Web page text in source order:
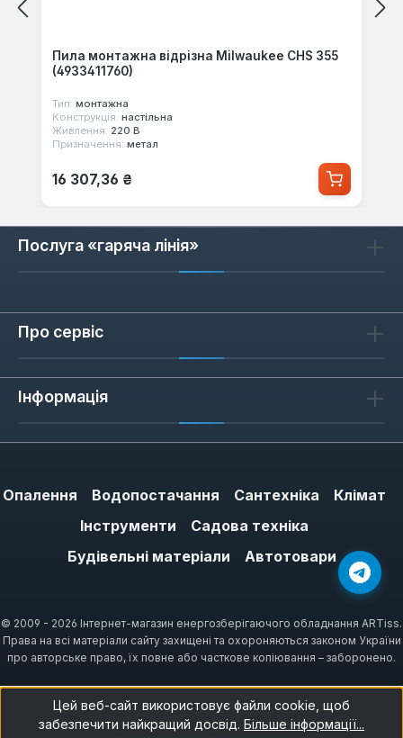
Пила монтажна відрізна Milwaukee CHS 355
(4933411760)
Тип: монтажна
Конструкція: настільна
Живлення: 220 В
Призначення: метал
Звичайна ціна:
16 307,36 ₴
Послуга «гаряча лінія»
Про сервіс
Інформація
Опалення Водопостачання Сантехніка
Клімат
Інструменти
Садова техніка
Будівельні матеріали
Автотовари
© 2009 - 2026 Інтернет-магазин енергозберігаючого обладнання ARTiss.
Права на всі матеріали сайту захищені та охороняються законом України
про авторське право, їх повне або часткове копіювання – заборонено.
Цей веб-сайт використовує файли cookie, щоб
забезпечити найкращий досвід. Більше інформації...